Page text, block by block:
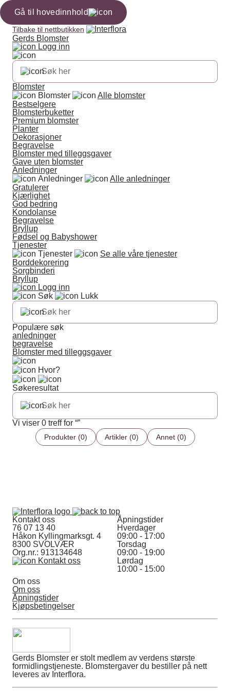
Gå til hovedinnhold
Tilbake til nettbutikken
Gerds Blomster
Logg inn
Blomster
Blomster
Alle blomster
Bestselgere
Blomsterbuketter
Premium blomster
Planter
Dekorasjoner
Begravelse
Blomster med tilleggsgaver
Gave uten blomster
Anledninger
Anledninger
Alle anledninger
Gratulerer
Kjærlighet
God bedring
Kondolanse
Begravelse
Bryllup
Fødsel og Babyshower
Tjenester
Tjenester
Se alle våre tjenester
Borddekorering
Sorgbinderi
Bryllup
Logg inn
Søk
Lukk
Populære søk
anledninger
begravelse
Blomster med tilleggsgaver
Hvor?
Søkeresultat
Vi viser 0 treff for “”
Produkter (0) Artikler (0) Annet (0)
Kontakt oss
76 07 13 40
Håkon Kyllingmarksgt. 4
8300 SVOLVÆR
Org.nr.: 913134648
Kontakt oss
Åpningstider
Hverdager
09:00 - 17:00
Torsdag
09:00 - 19:00
Lørdag
10:00 - 15:00
Om oss
Om oss
Åpningstider
Kjøpsbetingelser
Gerds Blomster er stolt medlem av verdens største
formidlingstjeneste. Blomstergaver du bestiller på nett
leveres av Interflora.